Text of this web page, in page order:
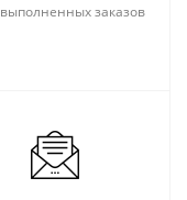
заказов